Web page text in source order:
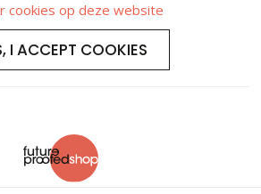
cookies op deze website
I ACCEPT COOKIES